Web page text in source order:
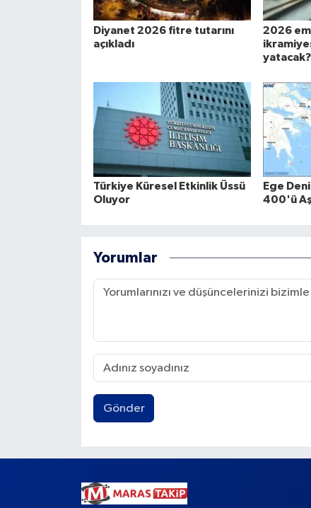
Diyanet 2026 fitre tutarını
açıkladı
2026
yatacak?
Türkiye Küresel Etkinlik Üssü
Oluyor
Ege
400'ü
Yorumlar
Gönder